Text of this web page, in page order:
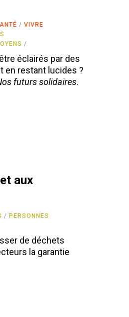
VIVRE
éclairés par des
en restant lucides ?
futurs solidaires.
aux
PERSONNES
de déchets
la garantie